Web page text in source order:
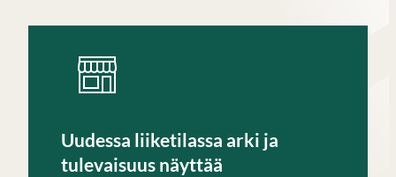
Uudessa liiketilassa arki ja
tulevaisuus näyttää